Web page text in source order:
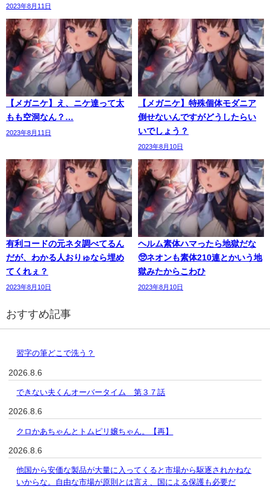
2023年8月11日
【メガニケ】え、ニケ達って太
もも空洞なん？…
2023年8月11日
【メガニケ】特殊個体モダニア
倒せないんですがどうしたらい
いでしょう？
2023年8月10日
有利コードの元ネタ調べてるん
だが、わかる人おりゅなら埋め
てくれぇ？
2023年8月10日
ヘルム素体ハマったら地獄だな
🥺ネオンも素体210連とかいう地
獄みたからこわひ
2023年8月10日
おすすめ記事
習字の筆どこで洗う？
2026.8.6
できない夫くんオーバータイム 第３７話
2026.8.6
クロかあちゃんとトムピリ嬢ちゃん。【再】
2026.8.6
他国から安価な製品が大量に入ってくると市場から駆逐されかねな
いからな。自由な市場が原則とは言え、国による保護も必要だ